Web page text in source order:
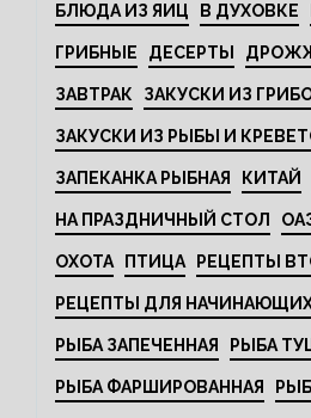
БЛЮДА ИЗ ЯИЦ В ДУХОВКЕ
ГРИБНЫЕ ДЕСЕРТЫ
ЗАВТРАК ЗАКУСКИ ИЗ
ЗАКУСКИ ИЗ РЫБЫ И
ЗАПЕКАНКА РЫБНАЯ КИТАЙ
НА ПРАЗДНИЧНЫЙ СТОЛ
ОХОТА ПТИЦА РЕЦЕПТЫ
РЕЦЕПТЫ ДЛЯ
РЫБА ЗАПЕЧЕННАЯ РЫБА
РЫБА ФАРШИРОВАННАЯ